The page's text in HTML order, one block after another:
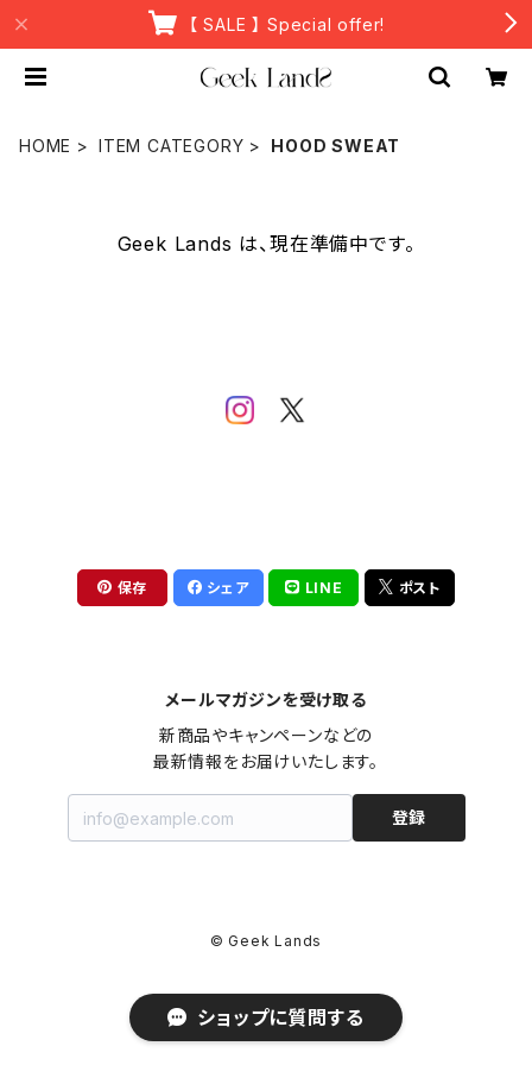
【 SALE 】 Special offer!
HOME ITEM CATEGORY HOOD SWEAT
Geek Lands は、現在準備中です。
保存 シェア LINE ポスト
メールマガジンを受け取る
新商品やキャンペーンなどの
最新情報をお届けいたします。
登録
© Geek Lands
ショップに質問する